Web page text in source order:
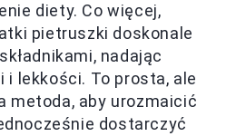
diety. Co więcej,
pietruszki doskonale
nadając
lekkości. To prosta, ale
metoda, aby urozmaicić
dostarczyć